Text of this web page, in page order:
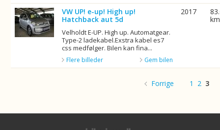
VW UP! e-up! High up!
Hatchback aut 5d
Velholdt E-UP. High up. Automatgear.
Type-2 ladekabel.Exstra kabel es7
css medfølger. Bilen kan fina...
Gem bilen
Flere billeder
2017
km
Forrige 1 2 3